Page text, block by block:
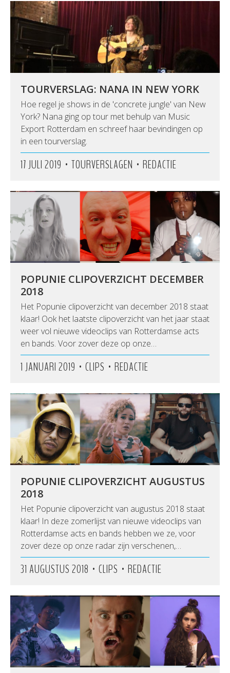
TOURVERSLAG: NANA IN NEW YORK
Hoe regel je shows in de 'concrete jungle' van New
York? Nana ging op tour met behulp van Music
Export Rotterdam en schreef haar bevindingen op
in een tourverslag.
17 JULI 2019 • TOURVERSLAGEN • REDACTIE
POPUNIE CLIPOVERZICHT DECEMBER
2018
Het Popunie clipoverzicht van december 2018 staat
klaar! Ook het laatste clipoverzicht van het jaar staat
weer vol nieuwe videoclips van Rotterdamse acts
en bands. Voor zover deze op onze…
1 JANUARI 2019 • CLIPS • REDACTIE
POPUNIE CLIPOVERZICHT AUGUSTUS
2018
Het Popunie clipoverzicht van augustus 2018 staat
klaar! In deze zomerlijst van nieuwe videoclips van
Rotterdamse acts en bands hebben we ze, voor
zover deze op onze radar zijn verschenen,…
31 AUGUSTUS 2018 • CLIPS • REDACTIE